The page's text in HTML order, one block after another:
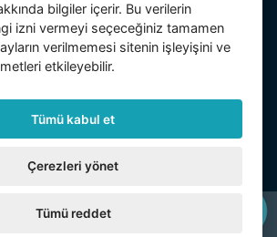
Ticaret Sicilinde C bölümü,
altında, Vergi Kimlik Numarası (IČ)
(DIČ) CZ26150808 ile
TRADING s.r.o. All rights reserved.
bilgiler içerir. Bu verilerin
izni vermeyi seçeceğiniz tamamen
verilmemesi sitenin işleyişini ve
etkileyebilir.
Tümü kabul et
Çerezleri yönet
Tümü reddet